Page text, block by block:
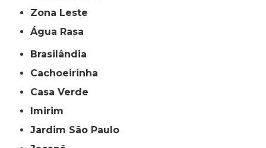
Zona Leste
Água Rasa
Brasilândia
Cachoeirinha
Casa Verde
Imirim
Jardim São Paulo